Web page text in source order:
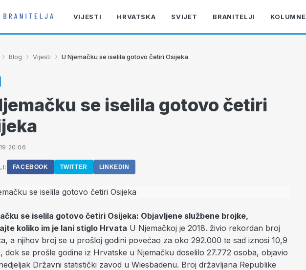
VIJESTI HRVATSKA SVIJET BRANITELJI KOLUMNE
› Blog › Vijesti › U Njemačku se iselila gotovo četiri Osijeka
se iselila gotovo četiri
20:06
FACEBOOK TWITTER LINKEDIN
se iselila gotovo četiri Osijeka: Objavljene službene brojke,
koliko im je lani stiglo Hrvata U Njemačkoj je 2018. živio rekordan broj
a njihov broj se u prošloj godini povećao za oko 292.000 te sad iznosi 10,9
dok se prošle godine iz Hrvatske u Njemačku doselilo 27.772 osoba, objavio
Državni statistički zavod u Wiesbadenu. Broj državljana Republike